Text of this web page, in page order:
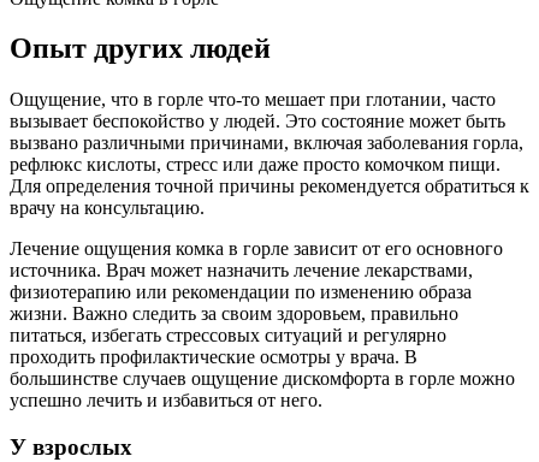
Опыт других людей
Ощущение, что в горле что-то мешает при глотании, часто
вызывает беспокойство у людей. Это состояние может быть
вызвано различными причинами, включая заболевания горла,
рефлюкс кислоты, стресс или даже просто комочком пищи.
Для определения точной причины рекомендуется обратиться к
врачу на консультацию.
Лечение ощущения комка в горле зависит от его основного
источника. Врач может назначить лечение лекарствами,
физиотерапию или рекомендации по изменению образа
жизни. Важно следить за своим здоровьем, правильно
питаться, избегать стрессовых ситуаций и регулярно
проходить профилактические осмотры у врача. В
большинстве случаев ощущение дискомфорта в горле можно
успешно лечить и избавиться от него.
У взрослых